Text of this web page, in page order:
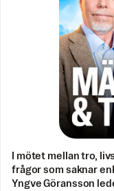
I mötet mellan tro,
frågor som saknar
Yngve Göransson